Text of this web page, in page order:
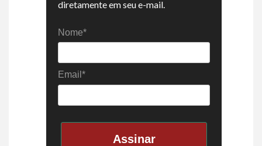
diretamente em seu e-mail.
Nome*
Email*
Assinar